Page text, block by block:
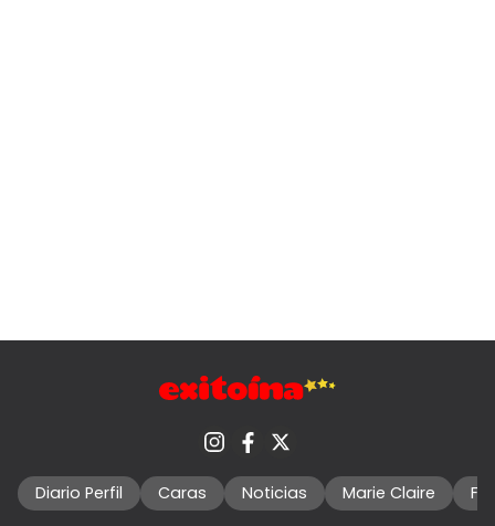
Diario Perfil Caras Noticias Marie Claire